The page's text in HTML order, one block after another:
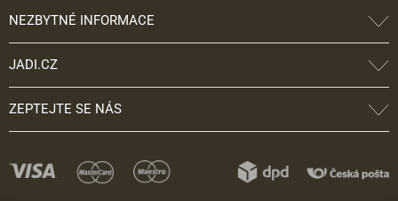
NEZBYTNÉ INFORMACE
JADI.CZ
ZEPTEJTE SE NÁS